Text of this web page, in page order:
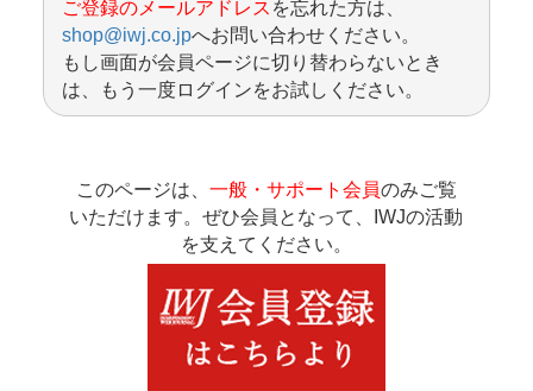
ご登録のメールアドレス を忘れた方は、
shop@iwj.co.jpへお問い合わせください。
もし画面が会員ページに切り替わらないとき
は、もう一度ログインをお試しください。
このページは、 一般・サポート会員のみご覧
いただけます。ぜひ会員となって、IWJの活動
を支えてください。